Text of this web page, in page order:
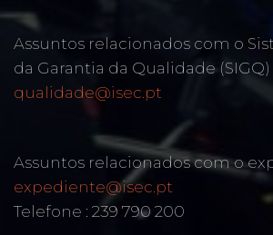
Assuntos relacionados com o
da Garantia da Qualidade (SIGQ)
qualidade@isec.pt
Assuntos relacionados com o
expediente@isec.pt
Telefone : 239 790 200